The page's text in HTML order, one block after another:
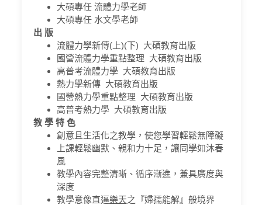
大碩專任 流體力學老師
大碩專任 水文學老師
出 版
流體力學新傳(上)(下) 大碩教育出版
國營流體力學重點整理 大碩教育出版
高普考流體力學 大碩教育出版
熱力學新傳 大碩教育出版
國營熱力學重點整理 大碩教育出版
高普考熱力學 大碩教育出版
教 學 特 色
創意且生活化之教學，使您學習輕鬆無障礙
上課輕鬆幽默、親和力十足，讓同學如沐春
風
教學內容完整清晰、循序漸進，兼具廣度與
深度
教學意像直逼樂天之『婦孺能解』般境界